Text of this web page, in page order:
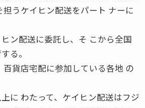
うケイヒン配送をパート ナーに
ン配送に委託し、そ こから全国
る。
貨店宅配に参加している各地 の
に わたって、ケイヒン配送はフジ